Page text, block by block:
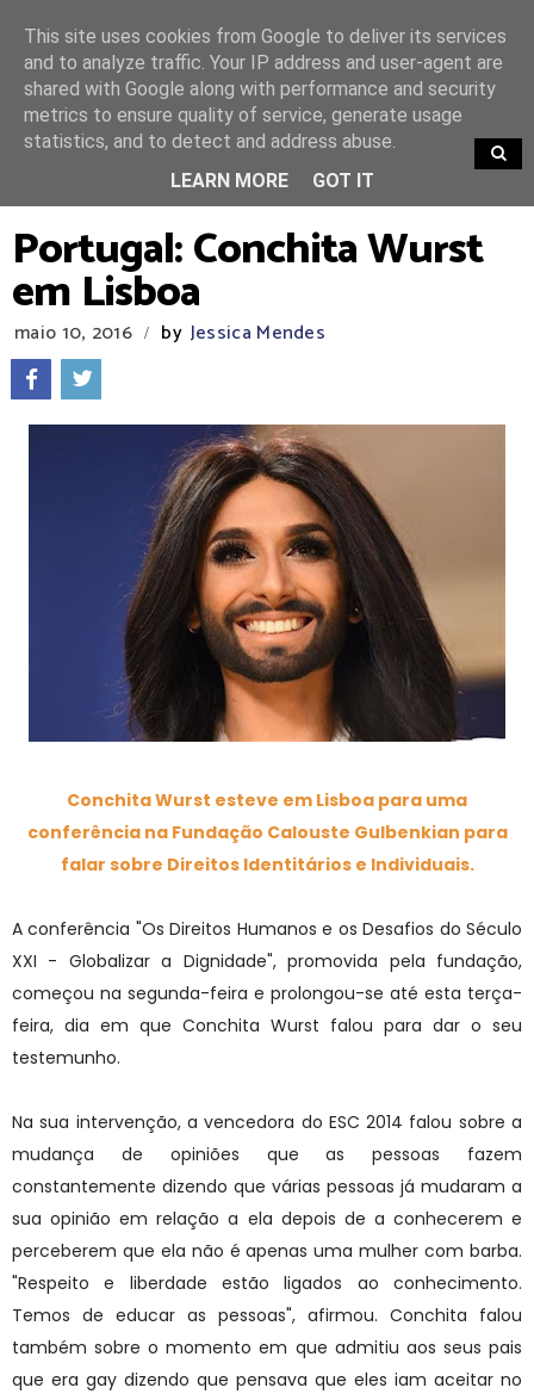
TRENDING
Portugal: Conchita Wurst
em Lisboa
maio 10, 2016 / by Jessica Mendes
Conchita Wurst esteve em Lisboa para uma
conferência na Fundação Calouste Gulbenkian para
falar sobre Direitos Identitários e Individuais.
A conferência "Os Direitos Humanos e os Desafios do Século
XXI - Globalizar a Dignidade", promovida pela fundação,
começou na segunda-feira e prolongou-se até esta terça-
feira, dia em que Conchita Wurst falou para dar o seu
testemunho.
Na sua intervenção, a vencedora do ESC 2014 falou sobre a
mudança de opiniões que as pessoas fazem
constantemente dizendo que várias pessoas já mudaram a
sua opinião em relação a ela depois de a conhecerem e
perceberem que ela não é apenas uma mulher com barba.
"Respeito e liberdade estão ligados ao conhecimento.
Temos de educar as pessoas", afirmou. Conchita falou
também sobre o momento em que admitiu aos seus pais
que era gay dizendo que pensava que eles iam aceitar no
This site uses cookies from Google to deliver its services
and to analyze traffic. Your IP address and user-agent are
shared with Google along with performance and security
metrics to ensure quality of service, generate usage
statistics, and to detect and address abuse.
LEARN MORE
GOT IT